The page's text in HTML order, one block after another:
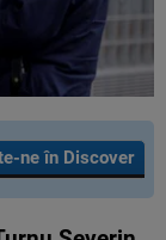
ne în Discover